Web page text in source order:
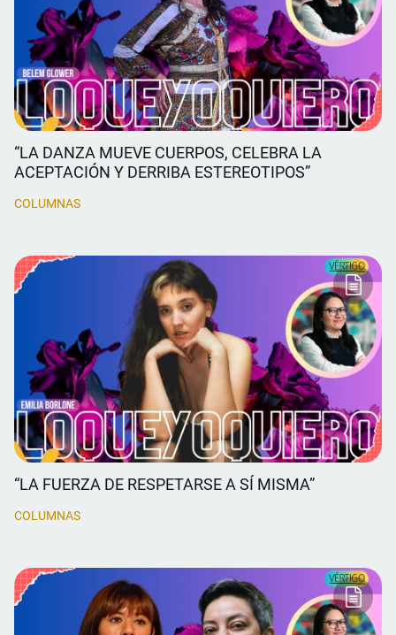
“LA DANZA MUEVE CUERPOS, CELEBRA LA
ACEPTACIÓN Y DERRIBA ESTEREOTIPOS”
COLUMNAS
“LA FUERZA DE RESPETARSE A SÍ MISMA”
COLUMNAS